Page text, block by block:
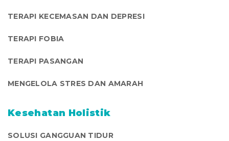
TERAPI KECEMASAN DAN DEPRESI
TERAPI FOBIA
TERAPI PASANGAN
MENGELOLA STRES DAN AMARAH
Kesehatan Holistik
SOLUSI GANGGUAN TIDUR